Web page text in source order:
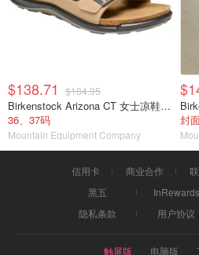
$138.71 $184.95
Birkenstock Arizona CT 女士凉鞋 烟草色油蜡皮
36、37码
Mountain Equipment Company
封
信用卡 商业合作
黑五
InRewards
隐私条款
用户协议
触屏版 电脑版